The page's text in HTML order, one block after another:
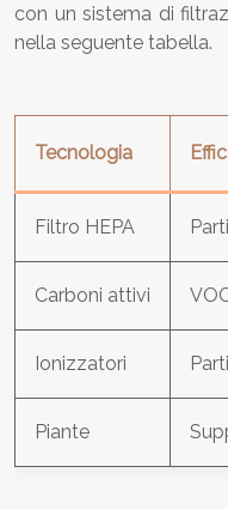
con un sistema di
nella seguente tabella.
Tecnologia
Filtro HEPA
Carboni attivi
Ionizzatori
Piante